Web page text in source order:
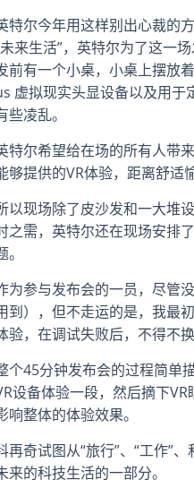
特尔今年用这样别出心裁的
来生活”，英特尔为了这一
前有一个小桌，小桌上摆放
虚拟现实头显设备以及用于
些凌乱。
特尔希望给在场的所有人带
够提供的VR体验，距离舒适
以现场除了皮沙发和一大堆
之需，英特尔还在现场安排
。
为参与发布会的一员，尽管
到），但不走运的是，我最
验，在调试失败后，不得不换
个45分钟发布会的过程简单
设备体验一段，然后摘下
响整体的体验效果。
再奇试图从“旅行”、“工作”
来的科技生活的一部分。